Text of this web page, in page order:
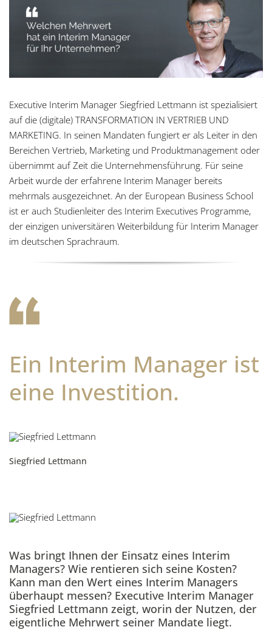
Executive Interim Manager Siegfried Lettmann ist spezialisiert
auf die (digitale) TRANSFORMATION IN VERTRIEB UND
MARKETING. In seinen Mandaten fungiert er als Leiter in den
Bereichen Vertrieb, Marketing und Produktmanagement oder
übernimmt auf Zeit die Unternehmensführung. Für seine
Arbeit wurde der erfahrene Interim Manager bereits
mehrmals ausgezeichnet. An der European Business School
ist er auch Studienleiter des Interim Executives Programme,
der einzigen universitären Weiterbildung für Interim Manager
im deutschen Sprachraum.
Ein Interim Manager ist
eine Investition.
Siegfried Lettmann
Was bringt Ihnen der Einsatz eines Interim
Managers? Wie rentieren sich seine Kosten?
Kann man den Wert eines Interim Managers
überhaupt messen? Executive Interim Manager
Siegfried Lettmann zeigt, worin der Nutzen, der
eigentliche Mehrwert seiner Mandate liegt.